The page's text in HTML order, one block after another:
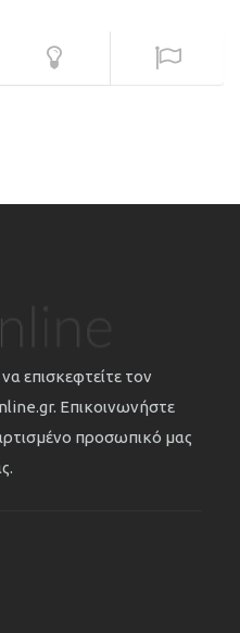
επισκεφτείτε τον
Επικοινωνήστε
προσωπικό μας